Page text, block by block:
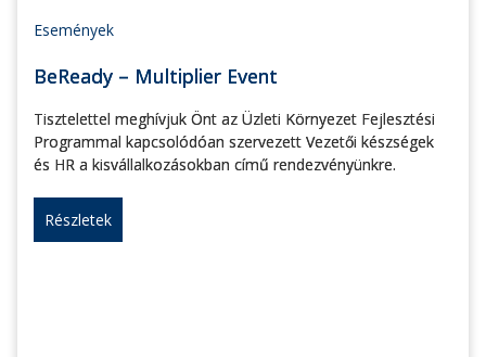
Események
BeReady – Multiplier Event
Tisztelettel meghívjuk Önt az Üzleti Környezet Fejlesztési
Programmal kapcsolódóan szervezett Vezetői készségek
és HR a kisvállalkozásokban című rendezvényünkre.
Részletek